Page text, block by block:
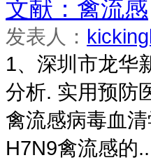
文献：禽流感
发表人：
1、深圳市龙华
分析. 实用预防
禽流感病毒血
H7N9禽流感的